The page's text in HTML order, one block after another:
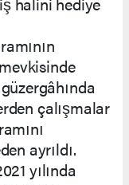
çalışmalar
ayrıldı.
yılında